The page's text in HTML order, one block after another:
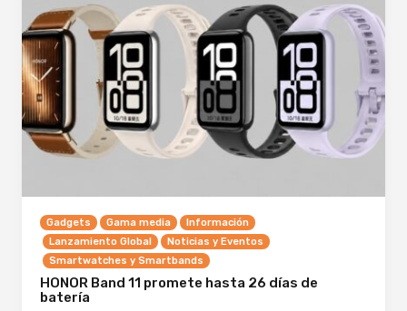
Gadgets Gama media
Información
Lanzamiento Global
Noticias y Eventos
Smartwatches y Smartbands
HONOR Band 11 promete hasta 26 días de
batería